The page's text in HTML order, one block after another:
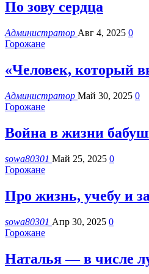
По зову сердца
Администратор Авг 4, 2025 0
Горожане
«Человек, который
Администратор Май 30, 2025 0
Горожане
Война в жизни
sowa80301 Май 25, 2025 0
Горожане
Про жизнь, учебу и
sowa80301 Апр 30, 2025 0
Горожане
Наталья — в числе